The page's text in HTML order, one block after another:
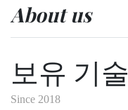
About us
보유 기술
Since 2018